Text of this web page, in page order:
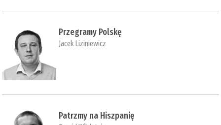
Przegramy Polskę
Jacek Liziniewicz
Patrzmy na Hiszpanię